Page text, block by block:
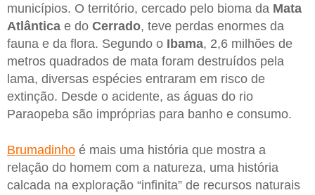
municípios. O território, cercado pelo bioma da Mata
Atlântica e do Cerrado, teve perdas enormes da
fauna e da flora. Segundo o Ibama, 2,6 milhões de
metros quadrados de mata foram destruídos pela
lama, diversas espécies entraram em risco de
extinção. Desde o acidente, as águas do rio
Paraopeba são impróprias para banho e consumo.
Brumadinho é mais uma história que mostra a
relação do homem com a natureza, uma história
calcada na exploração “infinita” de recursos naturais